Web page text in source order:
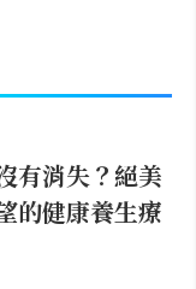
有消失？絕美
的健康養生療